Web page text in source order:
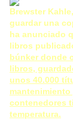
Brewster
guardar una
ha anunciado
libros
búnker donde
libros,
unos 40.000
contenedores
temperatura.